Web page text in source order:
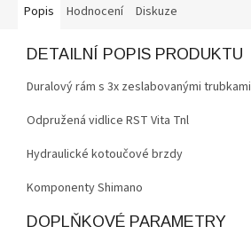
Popis Hodnocení Diskuze
DETAILNÍ POPIS PRODUKTU
Duralový rám s 3x zeslabovanými trubkami
Odpružená vidlice RST Vita Tnl
Hydraulické kotoučové brzdy
Komponenty Shimano
DOPLŇKOVÉ PARAMETRY